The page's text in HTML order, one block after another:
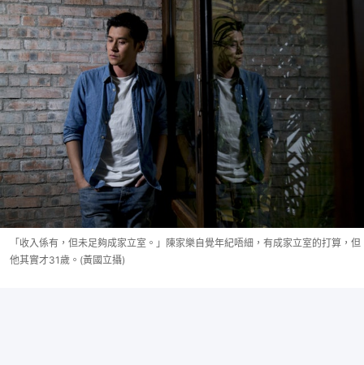
「收入係有，但未足夠成家立室。」陳家樂自覺年紀唔細，有成家立室的打算，但
他其實才31歲。(黃國立攝)